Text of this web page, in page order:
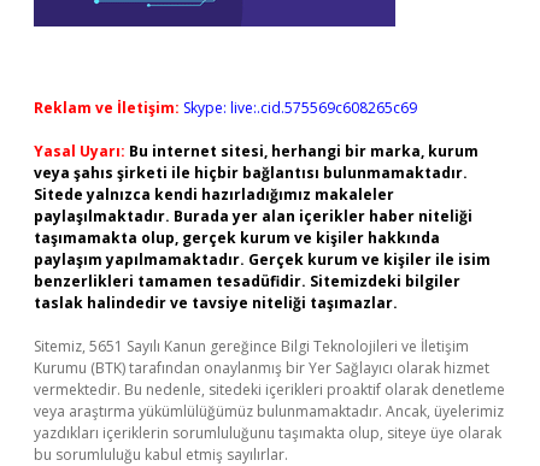
Reklam ve İletişim: Skype: live:.cid.575569c608265c69
Yasal Uyarı: Bu internet sitesi, herhangi bir marka, kurum
veya şahıs şirketi ile hiçbir bağlantısı bulunmamaktadır.
Sitede yalnızca kendi hazırladığımız makaleler
paylaşılmaktadır. Burada yer alan içerikler haber niteliği
taşımamakta olup, gerçek kurum ve kişiler hakkında
paylaşım yapılmamaktadır. Gerçek kurum ve kişiler ile isim
benzerlikleri tamamen tesadüfidir. Sitemizdeki bilgiler
taslak halindedir ve tavsiye niteliği taşımazlar.
Sitemiz, 5651 Sayılı Kanun gereğince Bilgi Teknolojileri ve İletişim
Kurumu (BTK) tarafından onaylanmış bir Yer Sağlayıcı olarak hizmet
vermektedir. Bu nedenle, sitedeki içerikleri proaktif olarak denetleme
veya araştırma yükümlülüğümüz bulunmamaktadır. Ancak, üyelerimiz
yazdıkları içeriklerin sorumluluğunu taşımakta olup, siteye üye olarak
bu sorumluluğu kabul etmiş sayılırlar.